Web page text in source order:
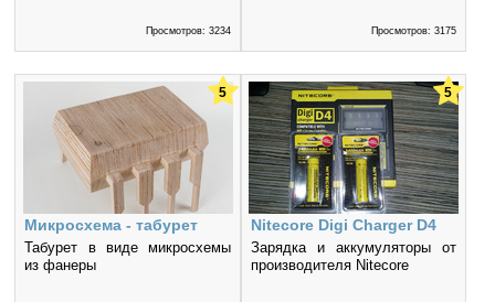
Просмотров: 3234 Просмотров: 3175
Микросхема - табурет
Табурет в виде микросхемы
из фанеры
5
Nitecore Digi Charger D4
Зарядка и аккумуляторы от
производителя Nitecore
5